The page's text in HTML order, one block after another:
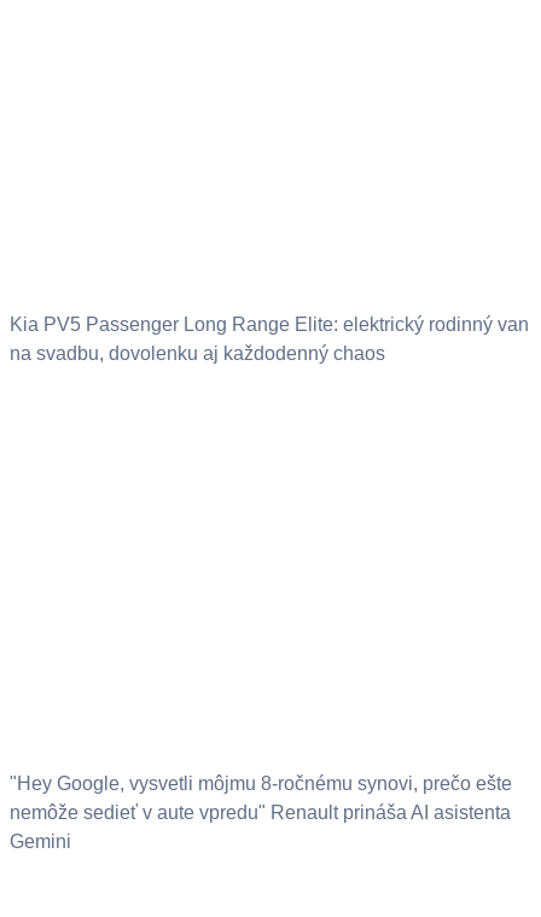
Kia PV5 Passenger Long Range Elite: elektrický rodinný van
na svadbu, dovolenku aj každodenný chaos
"Hey Google, vysvetli môjmu 8-ročnému synovi, prečo ešte
nemôže sedieť v aute vpredu" Renault prináša AI asistenta
Gemini